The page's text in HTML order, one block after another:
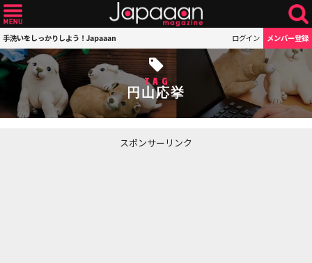
手洗いをしっかりしよう！Japaaan ログイン メンバー登録
TAG
円山応挙
スポンサーリンク